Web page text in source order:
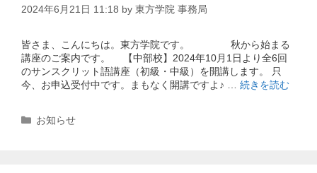
2024年6月21日 11:18 by 東方学院 事務局
皆さま、こんにちは。東方学院です。 秋から始まる
講座のご案内です。 【中部校】2024年10月1日より全6回
のサンスクリット語講座（初級・中級）を開講します。 只
今、お申込受付中です。まもなく開講ですよ♪ … 続きを読む
カ
お知らせ